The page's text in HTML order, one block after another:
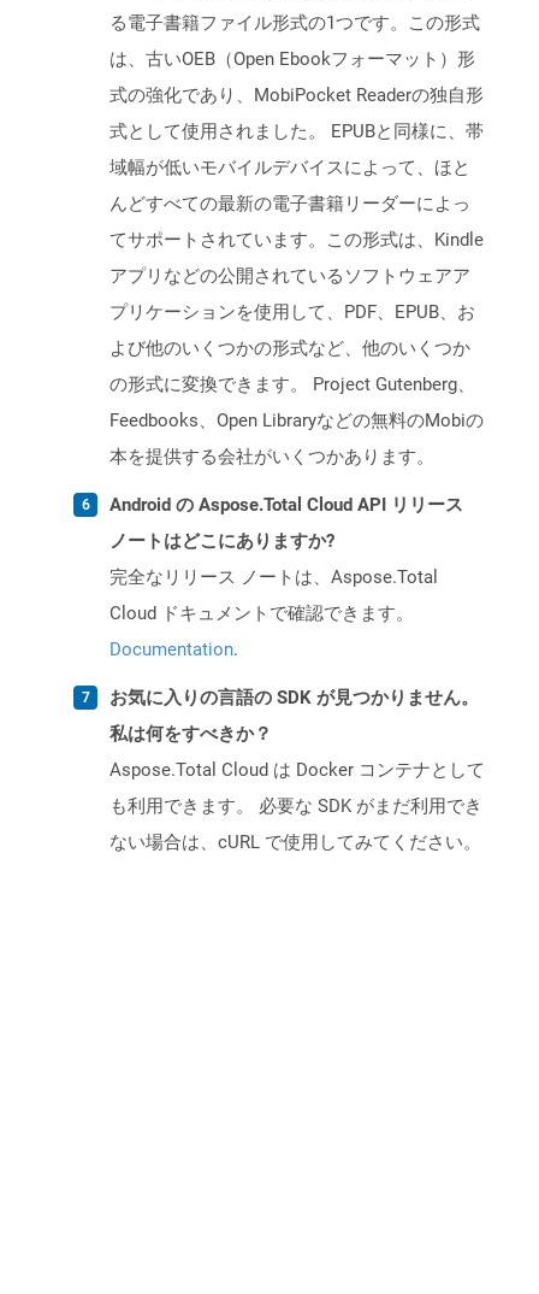
る電子書籍ファイル形式の1つです。この形式
は、古いOEB（Open Ebookフォーマット）形
式の強化であり、MobiPocket Readerの独自形
式として使用されました。 EPUBと同様に、帯
域幅が低いモバイルデバイスによって、ほと
んどすべての最新の電子書籍リーダーによっ
てサポートされています。この形式は、Kindle
アプリなどの公開されているソフトウェアア
プリケーションを使用して、PDF、EPUB、お
よび他のいくつかの形式など、他のいくつか
の形式に変換できます。 Project Gutenberg、
Feedbooks、Open Libraryなどの無料のMobiの
本を提供する会社がいくつかあります。
Android の Aspose.Total Cloud API リリース
ノートはどこにありますか?
完全なリリース ノートは、Aspose.Total
Cloud ドキュメントで確認できます。
Documentation.
お気に入りの言語の SDK が見つかりません。
私は何をすべきか？
Aspose.Total Cloud は Docker コンテナとして
も利用できます。 必要な SDK がまだ利用でき
ない場合は、cURL で使用してみてください。